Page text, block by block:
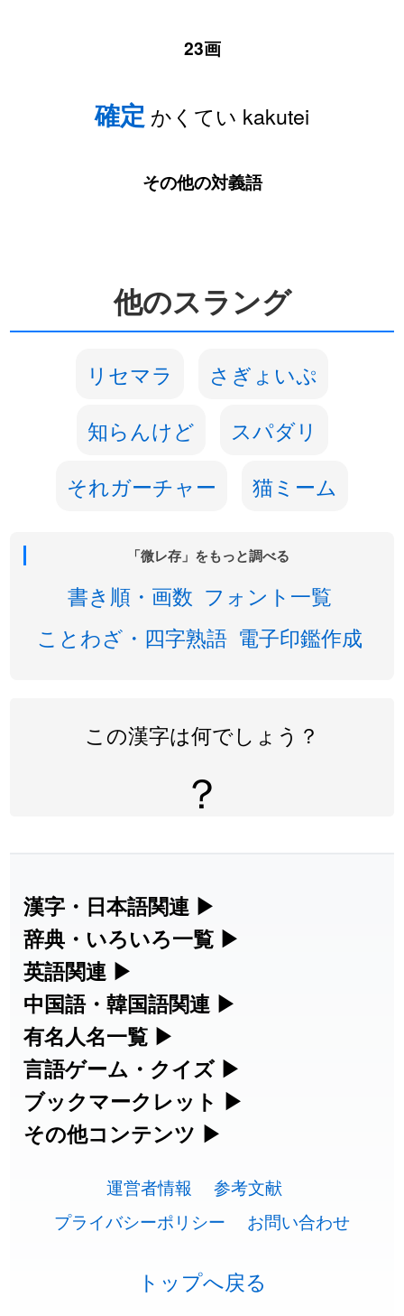
23画
確定 かくてい kakutei
その他の対義語
他のスラング
リセマラ
さぎょいぷ
知らんけど
スパダリ
それガーチャー
猫ミーム
「微レ存」をもっと調べる
書き順・画数 フォント一覧
ことわざ・四字熟語 電子印鑑作成
この漢字は何でしょう？
？
漢字・日本語関連 ▶
漢字の読み方検索、手書き入力、書き順
練習など、日本語学習に役立つツールを
集めています。
人名漢字辞典 - 読み方検索
手書き漢字入力
漢字の書き方・書き順 書き取り練習
ひらがなの書き方・書き順
カタカナの書き方・書き順
辞典・いろいろ一覧 ▶
部首・画数別の漢字一覧、熟語辞典、地
名・駅名検索など、各種リファレンスツ
ールです。
部首画数別漢字一覧
常用漢字一覧
画数別なまえ漢字一覧
名前イメージイラスト一覧
英語関連 ▶
カタカナ語・略語の意味検索、発音記
号、リスニング練習など英語学習ツール
です。
カタカナ語の意味・発音・類語辞典
英語の発音記号一覧
英単語リスニングテスト
中国語・韓国語関連 ▶
中国語のピンイン変換、韓国語の手書き
入力など、アジア言語学習ツールです。
手書き中国語入力 変換ツール
韓国語手書き入力
有名人名一覧 ▶
海外セレブやスポーツ選手の名前の読み
方・発音を確認できます。
海外有名人の苗字・名前一覧と発音
プレミアリーグ選手名一覧
WEリーグ選手名一覧
言語ゲーム・クイズ ▶
四字熟語パズルや漢字クイズなど、楽し
みながら学べるゲームです。
有名人名前読みクイズ（毎日更新）
四字熟語デイリー穴埋めクイズ（毎日
ブックマークレット ▶
ブラウザに登録して、どのサイトからで
す。
漢字読み方検索ブックマークレット
英語・カタカナ語意味検索ブックマー
その他コンテンツ ▶
その他の便利ツールです。
絵文字の意味と使い方
トレンドワード・イメージギャラリ
運営者情報
参考文献
プライバシーポリシー
お問い合わせ
トップへ戻る